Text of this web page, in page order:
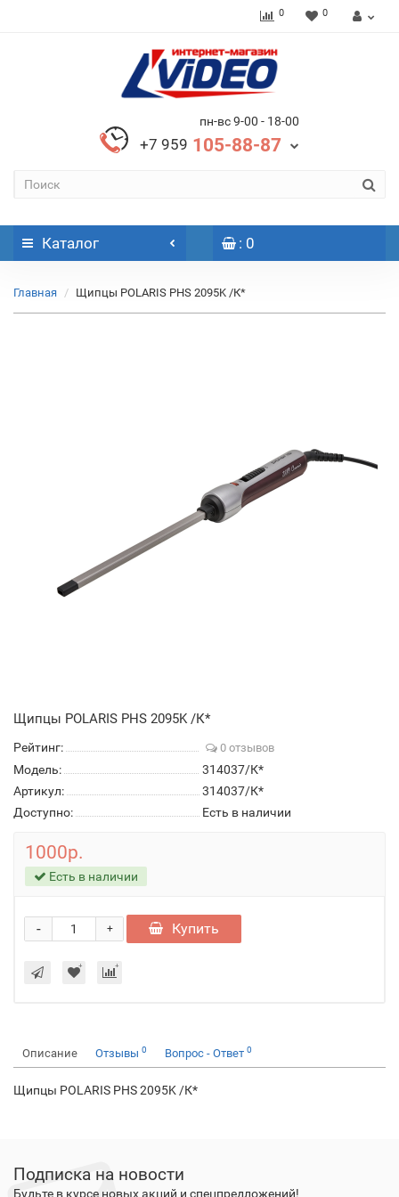
0 0
пн-вс 9-00 - 18-00
+7 959 105-88-87
Каталог : 0
Главная Щипцы POLARIS PHS 2095K /К*
Щипцы POLARIS PHS 2095K /К*
Рейтинг: 0 отзывов
Модель:
314037/К*
Артикул:
314037/К*
Доступно:
Есть в наличии
1000р.
Есть в наличии
+
- Купить
Описание Отзывы 0 Вопрос - Ответ 0
Щипцы POLARIS PHS 2095K /К*
Подписка на новости
Будьте в курсе новых акций и спецпредложений!